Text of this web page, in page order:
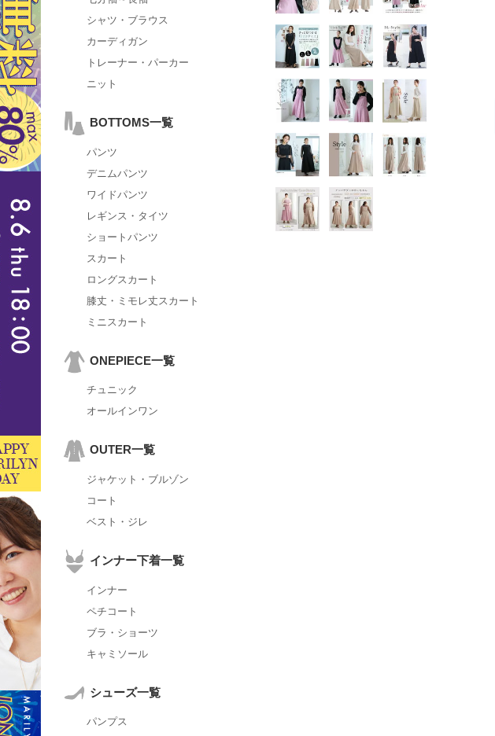
シャツ・ブラウス
カーディガン
トレーナー・パーカー
ニット
BOTTOMS一覧
パンツ
デニムパンツ
ワイドパンツ
レギンス・タイツ
ショートパンツ
スカート
ロングスカート
膝丈・ミモレ丈スカート
ミニスカート
ONEPIECE一覧
チュニック
オールインワン
OUTER一覧
ジャケット・ブルゾン
コート
ベスト・ジレ
インナー下着一覧
インナー
ペチコート
ブラ・ショーツ
キャミソール
シューズ一覧
パンプス